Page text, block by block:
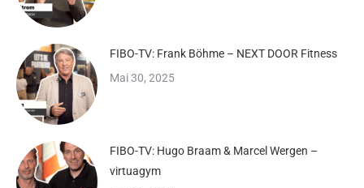
FIBO-TV: Frank Böhme – NEXT DOOR Fitness
Mai 30, 2025
FIBO-TV: Hugo Braam & Marcel Wergen –
virtuagym